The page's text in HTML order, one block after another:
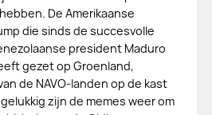
De Amerikaanse
die sinds de succesvolle
president Maduro
gezet op Groenland,
de NAVO-landen op de kast
zijn de memes weer om